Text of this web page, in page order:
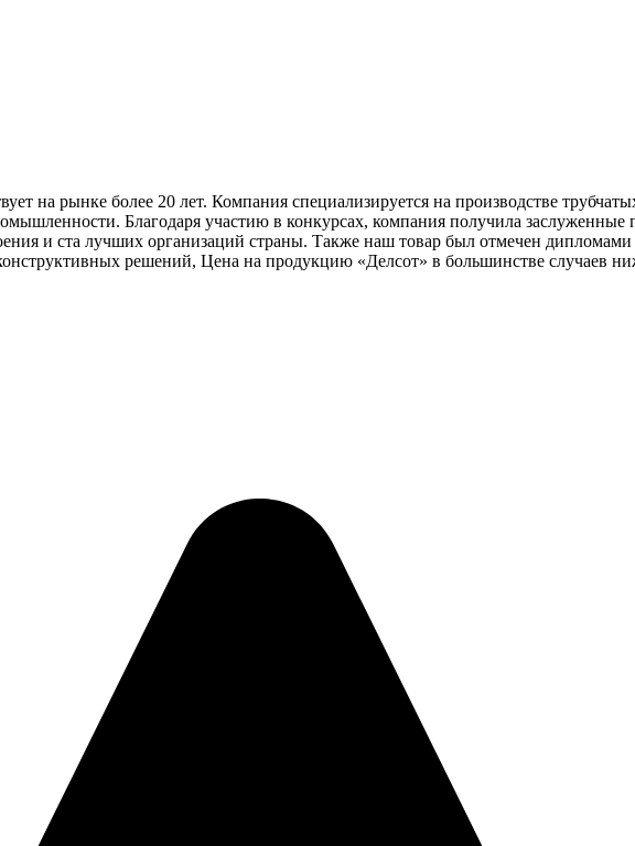
на рынке более 20 лет. Компания специализируется на производстве
Благодаря участию в конкурсах, компания получила
и ста лучших организаций страны. Также наш товар был отмечен
решений, Цена на продукцию «Делсот» в большинстве случаев